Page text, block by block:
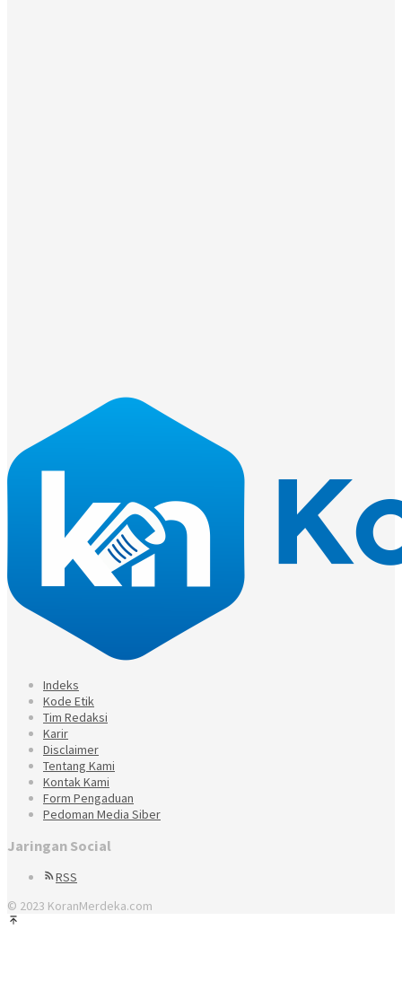
Indeks
Kode Etik
Tim Redaksi
Karir
Disclaimer
Tentang Kami
Kontak Kami
Form Pengaduan
Pedoman Media Siber
Jaringan Social
RSS
© 2023 KoranMerdeka.com